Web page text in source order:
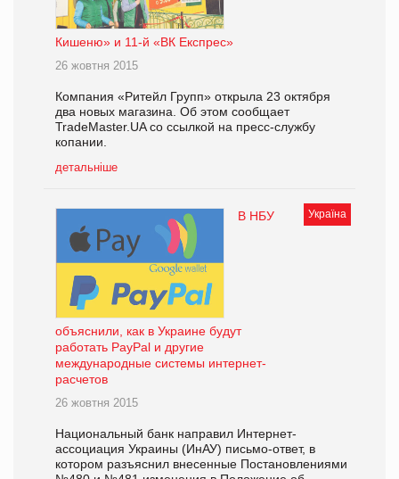
Кишеню» и 11-й «ВК Експрес»
26 жовтня 2015
Компания «Ритейл Групп» открыла 23 октября
два новых магазина. Об этом сообщает
TradeMaster.UA со ссылкой на пресс-службу
копании.
детальніше
Україна
В НБУ
объяснили, как в Украине будут
работать PayPal и другие
международные системы интернет-
расчетов
26 жовтня 2015
Национальный банк направил Интернет-
ассоциация Украины (ИнАУ) письмо-ответ, в
котором разъяснил внесенные Постановлениями